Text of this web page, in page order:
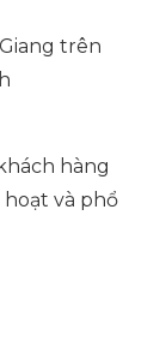
trên
hàng
và phổ